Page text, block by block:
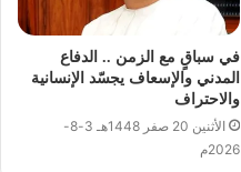
في سباقٍ مع الزمن .. الدفاع
المدني والإسعاف يجسّد الإنسانية
والاحتراف
الأثنين 20 صفر 1448هـ 3-8-
2026م